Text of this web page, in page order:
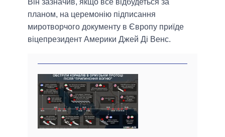
Він зазначив, якщо все відбудеться за
планом, на церемонію підписання
миротворчого документу в Європу приїде
віцепрезидент Америки Джей Ді Венс.